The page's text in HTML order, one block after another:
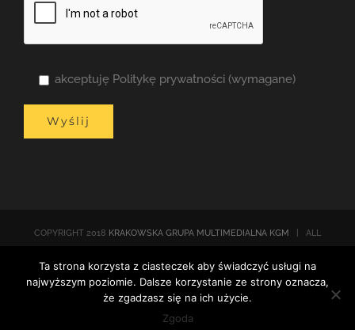
akceptuję Politykę prywatności (wymagane)
COPYRIGHT 2018 KRAKOWSKA GRUPA MULTIMEDIALNA KGM
| ALL
WORDPRESS
Facebook
EmailTwitter
Ta strona korzysta z ciasteczek aby świadczyć usługi na
najwyższym poziomie. Dalsze korzystanie ze strony oznacza,
że zgadzasz się na ich użycie.
Zgoda